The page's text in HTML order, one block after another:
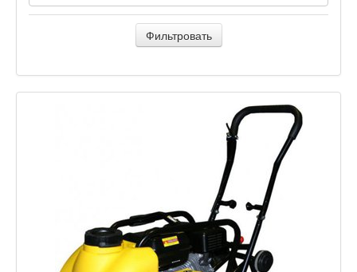
Фильтровать